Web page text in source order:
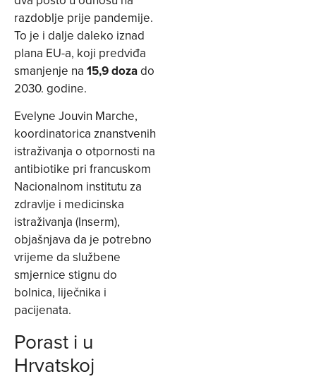
razdoblje prije pandemije.
To je i dalje daleko iznad
plana EU-a, koji predviđa
smanjenje na 15,9 dozado
2030. godine.
Evelyne Jouvin Marche,
koordinatorica znanstvenih
istraživanja o otpornosti na
antibiotike pri francuskom
Nacionalnom institutu za
zdravlje i medicinska
istraživanja (Inserm),
objašnjava da je potrebno
vrijeme da službene
smjernice stignu do
bolnica, liječnika i
pacijenata.
Porast i u
Hrvatskoj